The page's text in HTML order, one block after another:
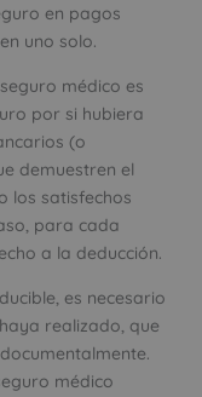
en pagos
uno solo.
médico es
por si hubiera
(o
demuestren el
los satisfechos
para cada
a la deducción.
es necesario
realizado, que
médico